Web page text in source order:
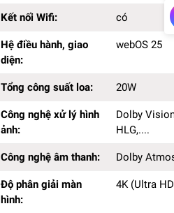
Kết nối Wifi: có
Hệ điều hành, giao
diện:
webOS 25
Tổng công suất loa: 20W
Công nghệ xử lý hình
ảnh:
Dolby
HLG,....
Công nghệ âm thanh: Dolby
Độ phân giải màn
hình:
4K (Ultra